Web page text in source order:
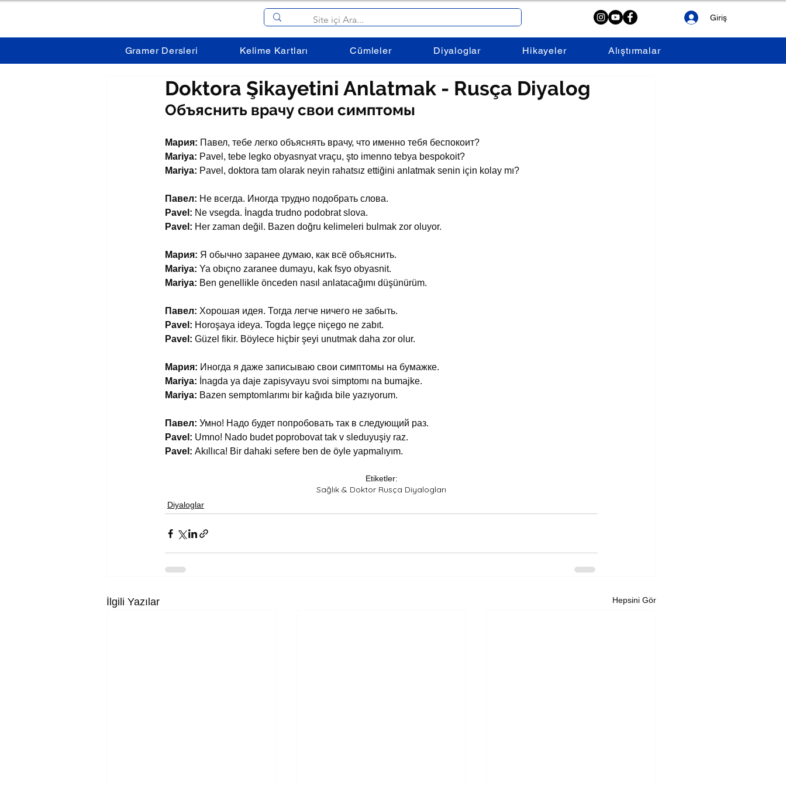
Giriş
Gramer Dersleri Kelime Kartları Cümleler Diyaloglar Hikayeler Alıştırmalar
Doktora Şikayetini Anlatmak - Rusça Diyalog
Объяснить врачу свои симптомы
Мария: Павел, тебе легко объяснять врачу, что именно тебя беспокоит?
Mariya: Pavel, tebe legko obyasnyat vraçu, şto imenno tebya bespokoit?
Mariya: Pavel, doktora tam olarak neyin rahatsız ettiğini anlatmak senin için kolay mı?
Павел: Не всегда. Иногда трудно подобрать слова.
Pavel: Ne vsegda. İnagda trudno podobrat slova.
Pavel: Her zaman değil. Bazen doğru kelimeleri bulmak zor oluyor.
Мария: Я обычно заранее думаю, как всё объяснить.
Mariya: Ya obıçno zaranee dumayu, kak fsyo obyasnit.
Mariya: Ben genellikle önceden nasıl anlatacağımı düşünürüm.
Павел: Хорошая идея. Тогда легче ничего не забыть.
Pavel: Horoşaya ideya. Togda legçe niçego ne zabıt.
Pavel: Güzel fikir. Böylece hiçbir şeyi unutmak daha zor olur.
Мария: Иногда я даже записываю свои симптомы на бумажке.
Mariya: İnagda ya daje zapisyvayu svoi simptomı na bumajke.
Mariya: Bazen semptomlarımı bir kağıda bile yazıyorum.
Павел: Умно! Надо будет попробовать так в следующий раз.
Pavel: Umno! Nado budet poprobovat tak v sleduyuşiy raz.
Pavel: Akıllıca! Bir dahaki sefere ben de öyle yapmalıyım.
Etiketler:
Sağlık & Doktor Rusça Diyalogları
Diyaloglar
İlgili Yazılar Hepsini Gör